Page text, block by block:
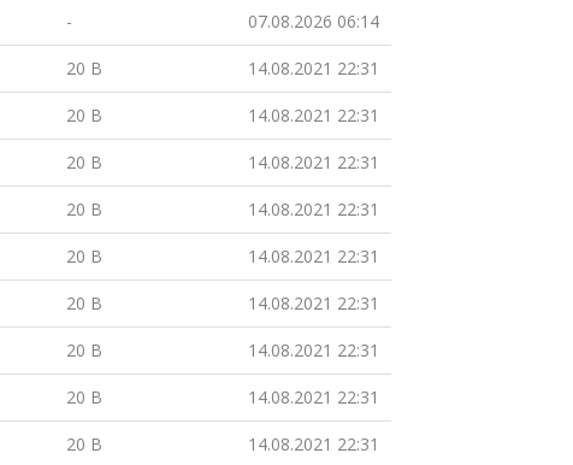
- 07.08.2026 06:14
20 B 14.08.2021 22:31
20 B 14.08.2021 22:31
20 B 14.08.2021 22:31
20 B 14.08.2021 22:31
20 B 14.08.2021 22:31
20 B 14.08.2021 22:31
20 B 14.08.2021 22:31
20 B 14.08.2021 22:31
20 B 14.08.2021 22:31